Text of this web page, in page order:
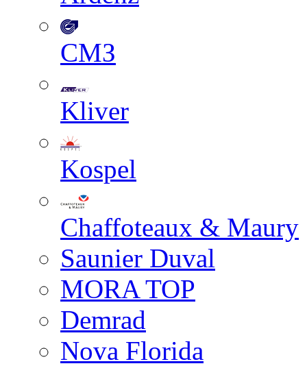
СМЗ
Kliver
Kospel
Chaffoteaux & Maury
Saunier Duval
MORA TOP
Demrad
Nova Florida